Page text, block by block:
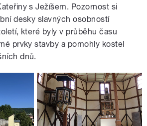
s Ježíšem. Pozornost si
desky slavných osobností
které byly v průběhu času
prvky stavby a pomohly kostel
dnů.